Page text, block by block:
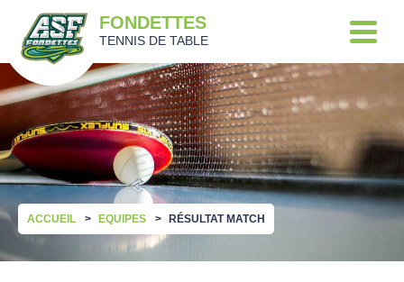
FONDETTES
TENNIS DE TABLE
ACCUEIL EQUIPES RÉSULTAT MATCH